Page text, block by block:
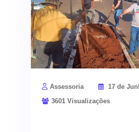
vice-prefeito Vilso
vereadoresSueli Stangherlin
Câmara),Jane Ceccon
Palharini (Kuki). As presidentes
organizadores também
Ediane Julianotti, à frente
Municipal dos Direitos da
Municipal dos Direitos da Mulher.
Assessoria
17 de
3601 Visualizações